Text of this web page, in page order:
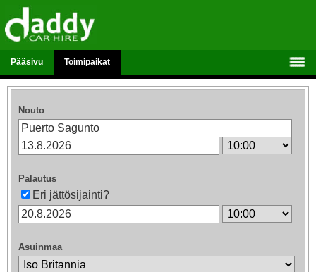
Pääsivu Toimipaikat
Nouto
Palautus
Eri jättösijainti?
Asuinmaa